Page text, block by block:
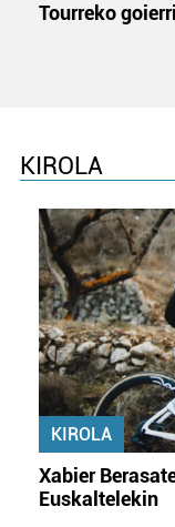
interes komertzial
Lortu zure datu
buruzko
datuen atalean.
zure baimena
Webgune honek
fitxategiak
zerbitzuak
baliatzen gara.
erabiltzeko
irakurri
Tourreko
KIROLA
KIROLA
Xabier
Euskaltelekin